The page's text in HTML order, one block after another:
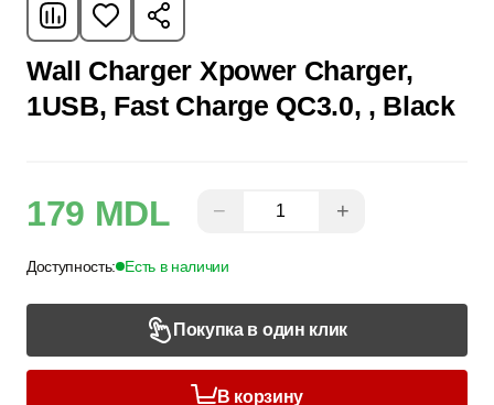
Wall Charger Xpower Charger,
1USB, Fast Charge QC3.0, , Black
179 MDL − +
Доступность: Есть в наличии
Покупка в один клик
В корзину